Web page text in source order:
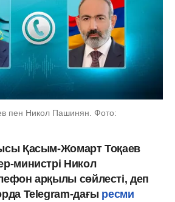
пен Никол Пашинян. Фото:
Қасым-Жомарт Тоқаев
министрі Никол
арқылы сөйлесті, деп
Telegram-дағы ресми